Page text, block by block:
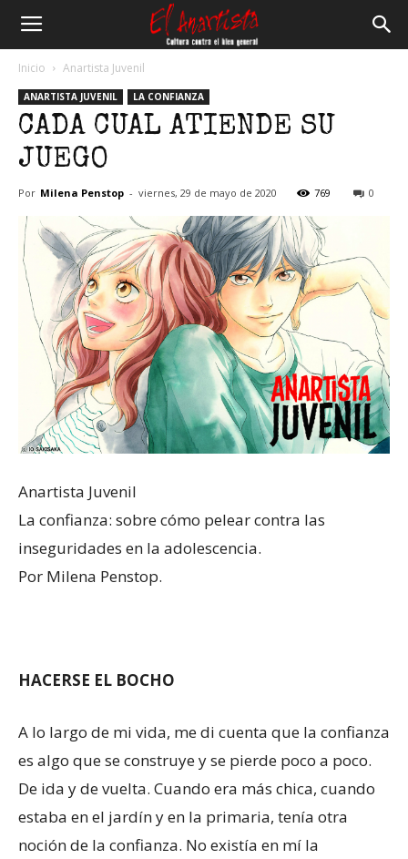
Anartista
Inicio Anartista Juvenil
ANARTISTA JUVENIL LA CONFIANZA
CADA CUAL ATIENDE SU
JUEGO
Por Milena Penstop - viernes, 29 de mayo de 2020 769 0
Anartista Juvenil
La confianza: sobre cómo pelear contra las
inseguridades en la adolescencia.
Por Milena Penstop.
HACERSE EL BOCHO
A lo largo de mi vida, me di cuenta que la confianza
es algo que se construye y se pierde poco a poco.
De ida y de vuelta. Cuando era más chica, cuando
estaba en el jardín y en la primaria, tenía otra
noción de la confianza. No existía en mí la